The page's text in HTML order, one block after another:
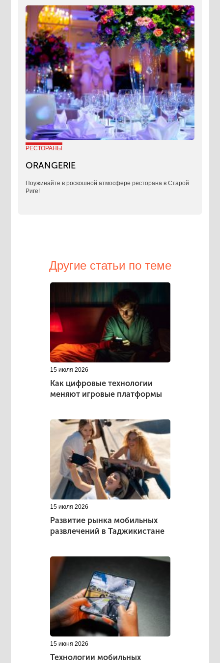
РЕСТОРАНЫ
ORANGERIE
Поужинайте в роскошной атмосфере ресторана в Старой
Риге!
Другие статьи по теме
15 июля 2026
Как цифровые технологии
меняют игровые платформы
15 июля 2026
Развитие рынка мобильных
развлечений в Таджикистане
15 июня 2026
Технологии мобильных